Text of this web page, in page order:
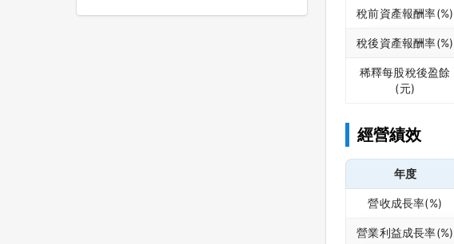
稅前資產報酬率(%)
稅後資產報酬率(%)
稀釋每股稅後盈餘
(元)
經營績效
年度
營收成長率(%)
營業利益成長率(%)